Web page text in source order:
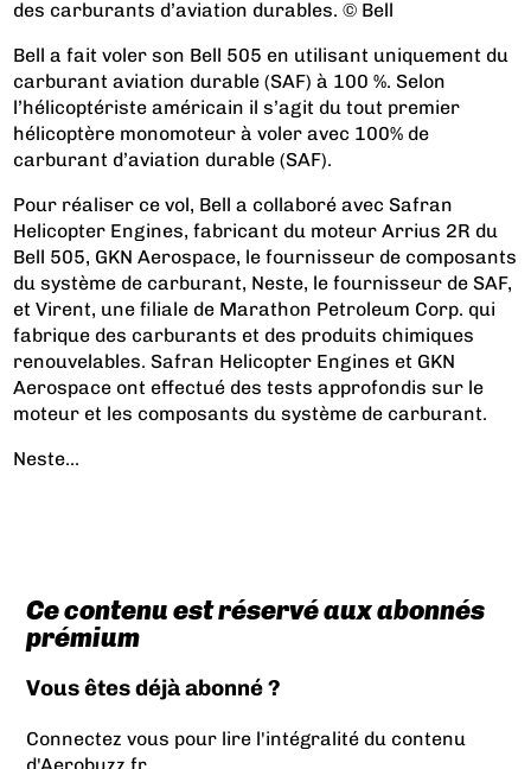
des carburants d’aviation durables. © Bell
Bell a fait voler son Bell 505 en utilisant uniquement du
carburant aviation durable (SAF) à 100 %. Selon
l’hélicoptériste américain il s’agit du tout premier
hélicoptère monomoteur à voler avec 100% de
carburant d’aviation durable (SAF).
Pour réaliser ce vol, Bell a collaboré avec Safran
Helicopter Engines, fabricant du moteur Arrius 2R du
Bell 505, GKN Aerospace, le fournisseur de composants
du système de carburant, Neste, le fournisseur de SAF,
et Virent, une filiale de Marathon Petroleum Corp. qui
fabrique des carburants et des produits chimiques
renouvelables. Safran Helicopter Engines et GKN
Aerospace ont effectué des tests approfondis sur le
moteur et les composants du système de carburant.
Neste...
Ce contenu est réservé aux abonnés
prémium
Vous êtes déjà abonné ?
Connectez vous pour lire l'intégralité du contenu